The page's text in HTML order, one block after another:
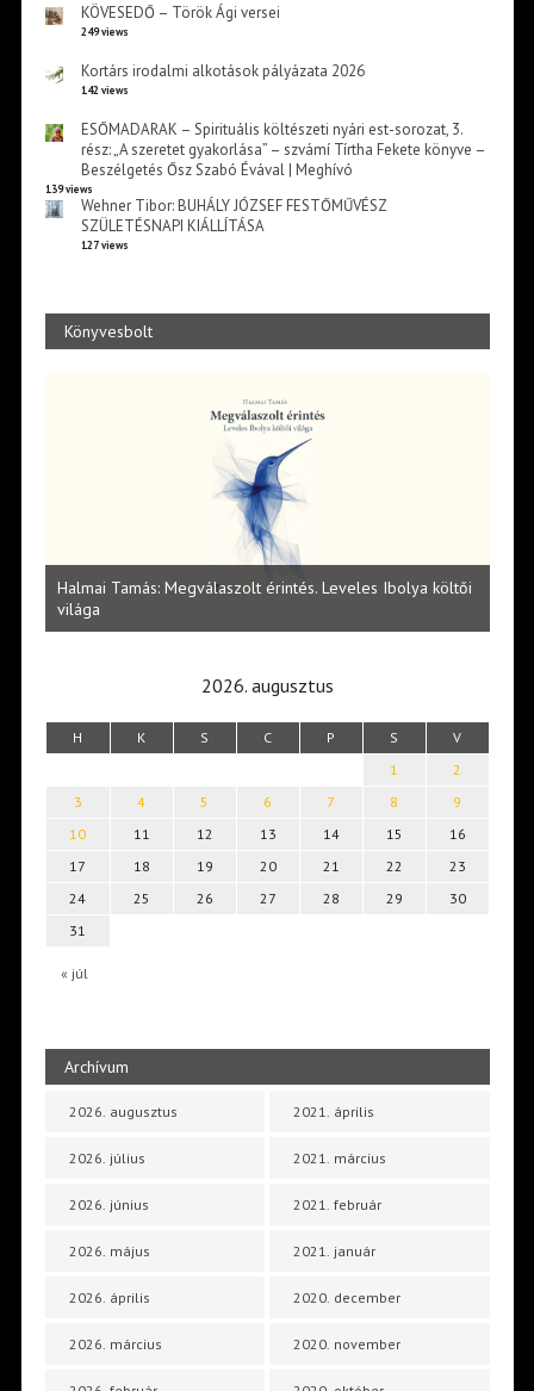
KÖVESEDŐ – Török Ági versei
249 views
Kortárs irodalmi alkotások pályázata 2026
142 views
ESŐMADARAK – Spirituális költészeti nyári est-sorozat, 3.
rész: „A szeretet gyakorlása” – szvámí Tírtha Fekete könyve –
Beszélgetés Ősz Szabó Évával | Meghívó
139 views
Wehner Tibor: BUHÁLY JÓZSEF FESTŐMŰVÉSZ
SZÜLETÉSNAPI KIÁLLÍTÁSA
127 views
Könyvesbolt
Halmai Tamás: Megválaszolt érintés. Leveles Ibolya költői
világa
2026. augusztus
H K S C P S V
« júl
1
2
3
4 5 6 7 8
9
10
11 12 13 14 15
16
17
18 19 20 21 22
23
24
25 26 27 28 29
30
31
Archívum
2026. augusztus
2026. július
2026. június
2026. május
2026. április
2026. március
2021. április
2021. március
2021. február
2021. január
2020. december
2020. november